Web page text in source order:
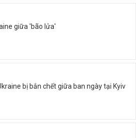
giữa 'bão lửa'
bị bắn chết giữa ban ngày tại Kyiv